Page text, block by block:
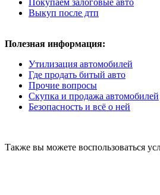
Покупаем залоговые авто
Выкуп после дтп
Полезная информация:
Утилизация автомобилей
Где продать битый авто
Прочие вопросы
Скупка и продажа автомобилей
Безопасность и всё о ней
Также вы можете воспользоваться